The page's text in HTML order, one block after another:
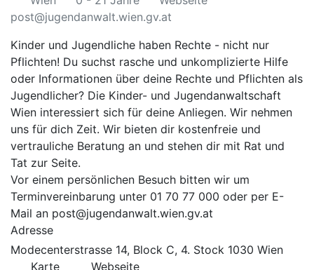
post@jugendanwalt.wien.gv.at
Kinder und Jugendliche haben Rechte - nicht nur
Pflichten! Du suchst rasche und unkomplizierte Hilfe
oder Informationen über deine Rechte und Pflichten als
Jugendlicher? Die Kinder- und Jugendanwaltschaft
Wien interessiert sich für deine Anliegen. Wir nehmen
uns für dich Zeit. Wir bieten dir kostenfreie und
vertrauliche Beratung an und stehen dir mit Rat und
Tat zur Seite.
Vor einem persönlichen Besuch bitten wir um
Terminvereinbarung unter 01 70 77 000 oder per E-
Mail an post@jugendanwalt.wien.gv.at
Adresse
Modecenterstrasse 14, Block C, 4. Stock 1030 Wien
Karte
Webseite